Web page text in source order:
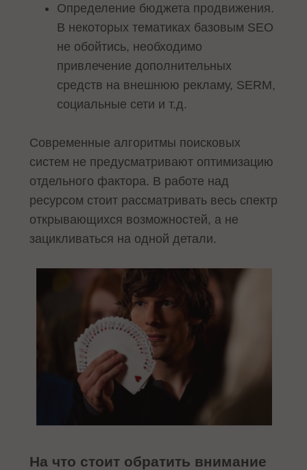
Определение бюджета продвижения.
В некоторых тематиках базовым SEO
не обойтись, необходимо
привлечение дополнительных
средств на внешнюю рекламу, SERM,
социальные сети и т.д.
Современные алгоритмы поисковых
систем не предусматривают оптимизацию
отдельного фактора. В работе над
ресурсом стоит рассматривать весь спектр
открывающихся возможностей, а не
зацикливаться на одной детали.
На что стоит обратить внимание